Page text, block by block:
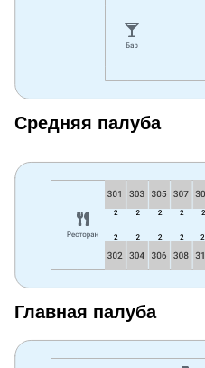
Средняя палуба
Главная палуба